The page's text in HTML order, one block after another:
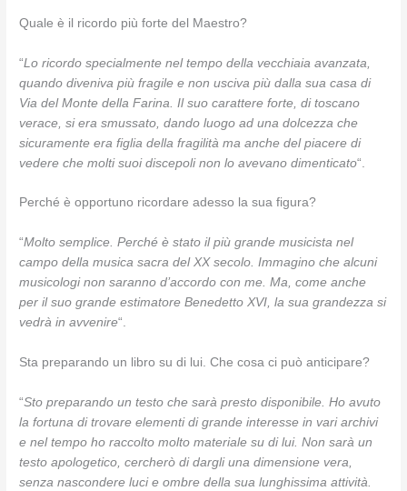
Quale è il ricordo più forte del Maestro?
“Lo ricordo specialmente nel tempo della vecchiaia avanzata,
quando diveniva più fragile e non usciva più dalla sua casa di
Via del Monte della Farina. Il suo carattere forte, di toscano
verace, si era smussato, dando luogo ad una dolcezza che
sicuramente era figlia della fragilità ma anche del piacere di
vedere che molti suoi discepoli non lo avevano dimenticato“.
Perché è opportuno ricordare adesso la sua figura?
“Molto semplice. Perché è stato il più grande musicista nel
campo della musica sacra del XX secolo. Immagino che alcuni
musicologi non saranno d’accordo con me. Ma, come anche
per il suo grande estimatore Benedetto XVI, la sua grandezza si
vedrà in avvenire“.
Sta preparando un libro su di lui. Che cosa ci può anticipare?
“Sto preparando un testo che sarà presto disponibile. Ho avuto
la fortuna di trovare elementi di grande interesse in vari archivi
e nel tempo ho raccolto molto materiale su di lui. Non sarà un
testo apologetico, cercherò di dargli una dimensione vera,
senza nascondere luci e ombre della sua lunghissima attività.